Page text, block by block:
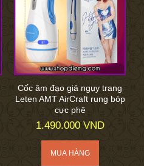
Cốc âm đạo giả ngụy trang
Leten AMT AirCraft rung bóp
cực phê
1.490.000 VND